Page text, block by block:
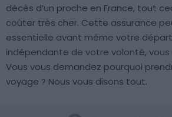
décès d’un proche en France, tout
coûter très cher. Cette assurance
essentielle avant même votre départ
indépendante de votre volonté, vous
Vous vous demandez pourquoi
voyage ? Nous vous disons tout.